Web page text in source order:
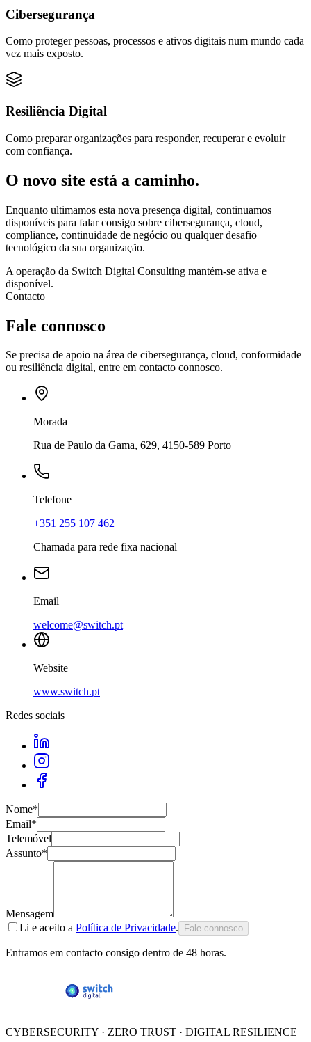
Cibersegurança
Como proteger pessoas, processos e ativos digitais num mundo cada
vez mais exposto.
Resiliência Digital
Como preparar organizações para responder, recuperar e evoluir
com confiança.
O novo site está a caminho.
Enquanto ultimamos esta nova presença digital, continuamos
disponíveis para falar consigo sobre cibersegurança, cloud,
compliance, continuidade de negócio ou qualquer desafio
tecnológico da sua organização.
A operação da Switch Digital Consulting mantém-se ativa e
disponível.
Contacto
Fale connosco
Se precisa de apoio na área de cibersegurança, cloud, conformidade
ou resiliência digital, entre em contacto connosco.
Morada
Rua de Paulo da Gama, 629, 4150-589 Porto
Telefone
+351 255 107 462
Chamada para rede fixa nacional
Email
welcome@switch.pt
Website
www.switch.pt
Redes sociais
Nome*
Email*
Telemóvel
Assunto*
Mensagem
Li e aceito a Política de Privacidade. Fale connosco
Entramos em contacto consigo dentro de 48 horas.
CYBERSECURITY · ZERO TRUST · DIGITAL RESILIENCE